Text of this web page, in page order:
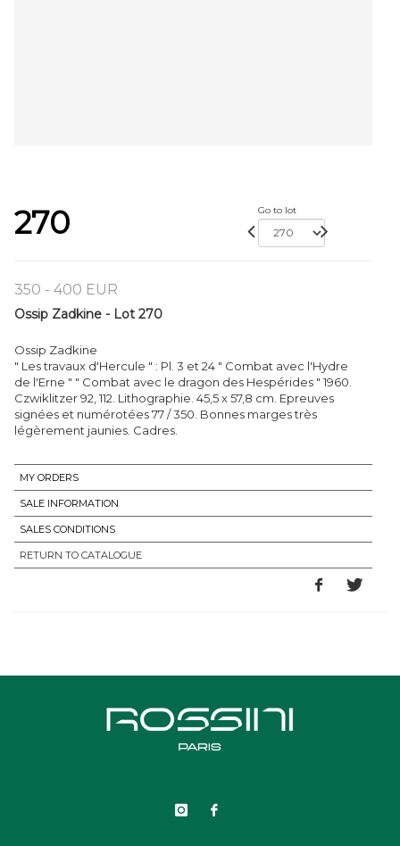
270 Go to lot
350 - 400 EUR
Ossip Zadkine - Lot 270
Ossip Zadkine
" Les travaux d'Hercule " : Pl. 3 et 24 " Combat avec l'Hydre
de l'Erne " " Combat avec le dragon des Hespérides " 1960.
Czwiklitzer 92, 112. Lithographie. 45,5 x 57,8 cm. Epreuves
signées et numérotées 77 / 350. Bonnes marges très
légèrement jaunies. Cadres.
MY ORDERS
SALE INFORMATION
SALES CONDITIONS
RETURN TO CATALOGUE